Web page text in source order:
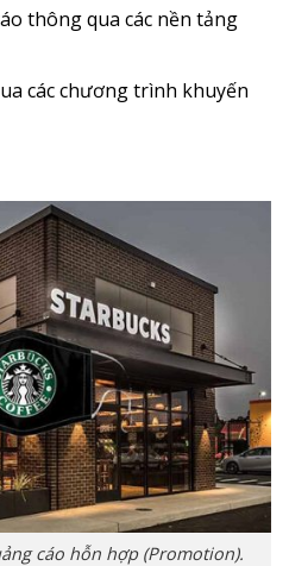
thông qua các nền tảng
các chương trình khuyến
cáo hỗn hợp (Promotion).